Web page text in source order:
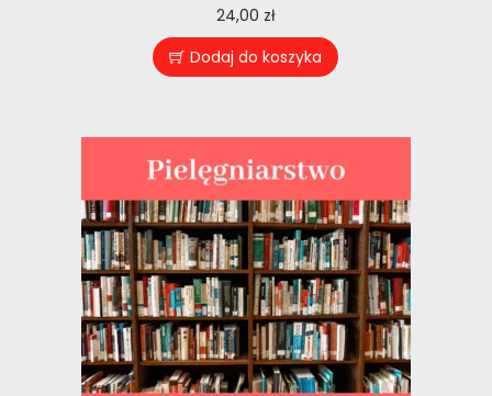
24,00 zł
Dodaj do koszyka